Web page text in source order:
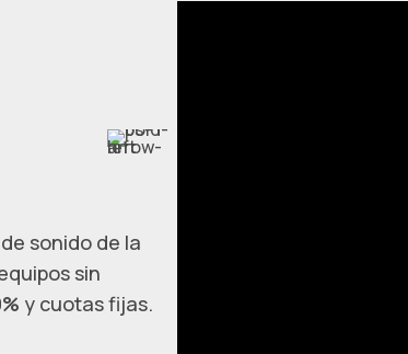
sonido de la
sin
y cuotas fijas.